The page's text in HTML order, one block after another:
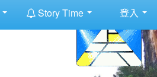
Story Time 登入